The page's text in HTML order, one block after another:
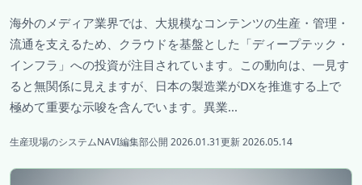
海外のメディア業界では、大規模なコンテンツの生産・管理・
流通を支えるため、クラウドを基盤とした「ディープテック・
インフラ」への投資が注目されています。この動向は、一見す
ると無関係に見えますが、日本の製造業がDXを推進する上で
極めて重要な示唆を含んでいます。異業...
生産現場のシステムNAVI編集部公開 2026.01.31更新 2026.05.14